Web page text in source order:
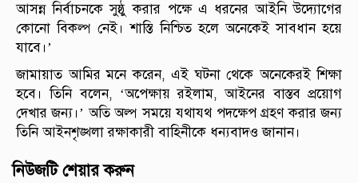
আসন্ন নির্বাচনকে সুষ্ঠু করার পক্ষে এ ধরনের আইনি উদ্যোগের
কোনো বিকল্প নেই। শাস্তি নিশ্চিত হলে অনেকেই সাবধান হয়ে
যাবে।’
জামায়াত আমির মনে করেন, এই ঘটনা থেকে অনেকেরই শিক্ষা
হবে। তিনি বলেন, ‘অপেক্ষায় রইলাম, আইনের বাস্তব প্রয়োগ
দেখার জন্য।’ অতি অল্প সময়ে যথাযথ পদক্ষেপ গ্রহণ করার জন্য
তিনি আইনশৃঙ্খলা রক্ষাকারী বাহিনীকে ধন্যবাদও জানান।
নিউজটি শেয়ার করুন